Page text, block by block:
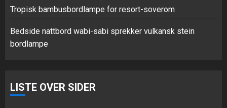
Tropisk bambusbordlampe for resort-soverom
Bedside nattbord wabi-sabi sprekker vulkansk stein
bordlampe
LISTE OVER SIDER
sprekker vulkansk stein
bordlampe
JUNI 16, 2026 0
lampe